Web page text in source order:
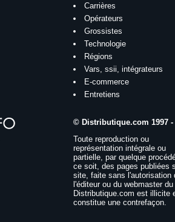
Carrières
Opérateurs
Grossistes
Technologie
Régions
Vars, ssii, intégrateurs
E-commerce
Entretiens
© Distributique.com 1997 -
Toute reproduction ou
représentation intégrale ou
partielle, par quelque
ce soit, des pages publiées
site, faite sans l'autorisation
l'éditeur ou du webmaster
Distributique.com est illicite
constitue une contrefaçon.